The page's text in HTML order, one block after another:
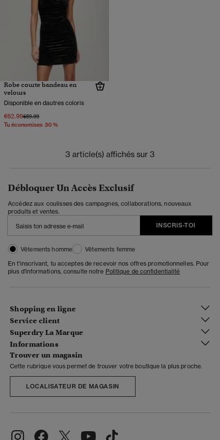
Robe courte bandeau en
velours
Disponible en dautres coloris
€62.99Prix réduit de
€89.99à
Tu économises 30 %
3 article(s) affichés sur 3
Débloquer Un Accès Exclusif
Accédez aux coulisses des campagnes, collaborations, nouveaux
produits et ventes.
INSCRIS-TOI
Vêtements homme
Vêtements femme
En t'inscrivant, tu acceptes de recevoir nos offres promotionnelles. Pour
plus d'informations, consulte notre Politique de confidentialité
Shopping en ligne
Service client
Superdry La Marque
Informations
Trouver un magasin
Cette rubrique vous permet de trouver votre boutique la plus proche.
LOCALISATEUR DE MAGASIN